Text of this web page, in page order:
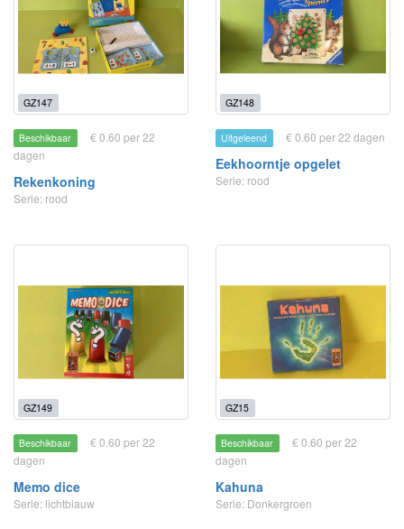
GZ147
Beschikbaar
€ 0.60 per 22
dagen
Rekenkoning
Serie: rood
GZ148
Uitgeleend € 0.60 per 22 dagen
Eekhoorntje opgelet
Serie: rood
GZ149
Beschikbaar
€ 0.60 per 22
dagen
Memo dice
Serie: lichtblauw
GZ15
Beschikbaar
€ 0.60 per 22
dagen
Kahuna
Serie: Donkergroen